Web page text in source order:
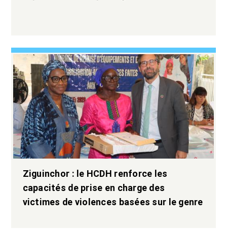
Ziguinchor : le HCDH renforce les
capacités de prise en charge des
victimes de violences basées sur le genre